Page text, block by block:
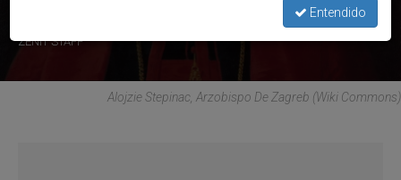
ZENIT STAFF
Alojzie Stepinac, Arzobispo De Zagreb (Wiki Commons)
Entendido